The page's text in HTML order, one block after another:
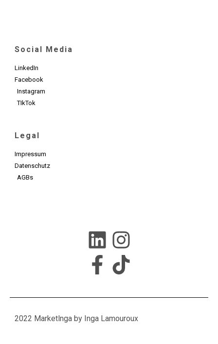
Social Media
LinkedIn
Facebook
Instagram
TIkTok
Legal
Impressum
Datenschutz
AGBs
2022 Marketlnga by Inga Lamouroux